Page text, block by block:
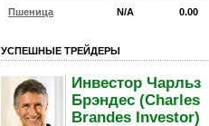
Пшеница N/A 0.00
УСПЕШНЫЕ ТРЕЙДЕРЫ
Инвестор Чарльз
Брэндес (Charles
Brandes Investor)